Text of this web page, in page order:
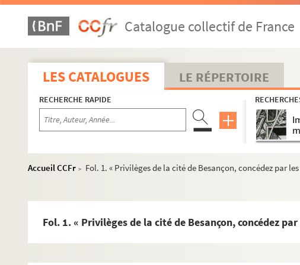
Catalogue collectif de France
LES CATALOGUES LE RÉPERTOIRE
RECHERCHE RAPIDE
Accueil CCFr >
Fol. 1. « Privilèges de la cité de Besançon, concédez par
Fol. 1. « Privilèges de la cité de Besançon, concédez
COLLECTION CHIFLET